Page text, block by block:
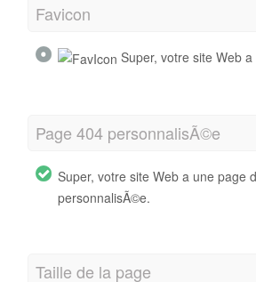
Favicon
Super, votre site Web
Page 404 personnalisÃ©e
Super, votre site Web a une page
personnalisÃ©e.
Taille de la page